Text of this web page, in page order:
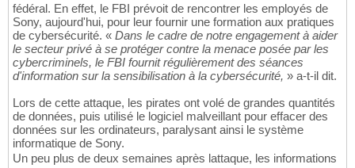
fédéral. En effet, le FBI prévoit de rencontrer les employés de
Sony, aujourd'hui, pour leur fournir une formation aux pratiques
de cybersécurité. « Dans le cadre de notre engagement à aider
le secteur privé à se protéger contre la menace posée par les
cybercriminels, le FBI fournit régulièrement des séances
d'information sur la sensibilisation à la cybersécurité, » a-t-il dit.
Lors de cette attaque, les pirates ont volé de grandes quantités
de données, puis utilisé le logiciel malveillant pour effacer des
données sur les ordinateurs, paralysant ainsi le système
informatique de Sony.
Un peu plus de deux semaines après lattaque, les informations